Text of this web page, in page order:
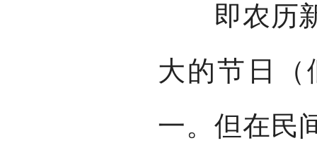
即农历新
大的节日（
一。但在民